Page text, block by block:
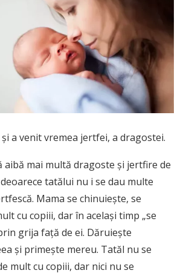
a venit vremea jertfei, a dragostei.
aibă mai multă dragoste şi jertfire de
tatălui nu i se dau multe
Mama se chinuieşte, se
cu copiii, dar în acelaşi timp „se
grija faţă de ei. Dăruieşte
şi primeşte mereu. Tatăl nu se
mult cu copiii, dar nici nu se